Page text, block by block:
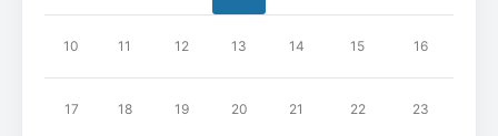
10 11 12 13 14 15 16
17 18 19 20 21 22 23